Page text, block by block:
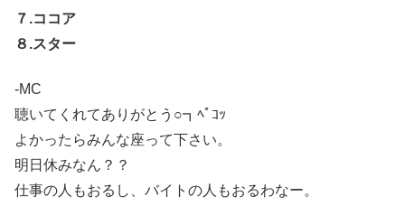
７.ココア
８.スター
-MC
聴いてくれてありがとう○┓ﾍﾟｺｯ
よかったらみんな座って下さい。
明日休みなん？？
仕事の人もおるし、バイトの人もおるわなー。